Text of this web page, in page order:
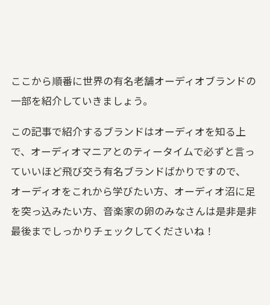
ここから順番に世界の有名老舗オーディオブランドの
一部を紹介していきましょう。
この記事で紹介するブランドはオーディオを知る上
で、オーディオマニアとのティータイムで必ずと言っ
ていいほど飛び交う有名ブランドばかりですので、
オーディオをこれから学びたい方、オーディオ沼に足
を突っ込みたい方、音楽家の卵のみなさんは是非是非
最後までしっかりチェックしてくださいね！